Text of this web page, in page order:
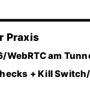
Praxis
WebRTC am
+ Kill